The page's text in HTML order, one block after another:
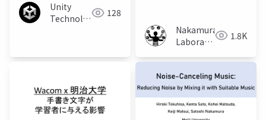
Unity
Technologies 128
容
Nakamura
Laboratory
University)
1.8K